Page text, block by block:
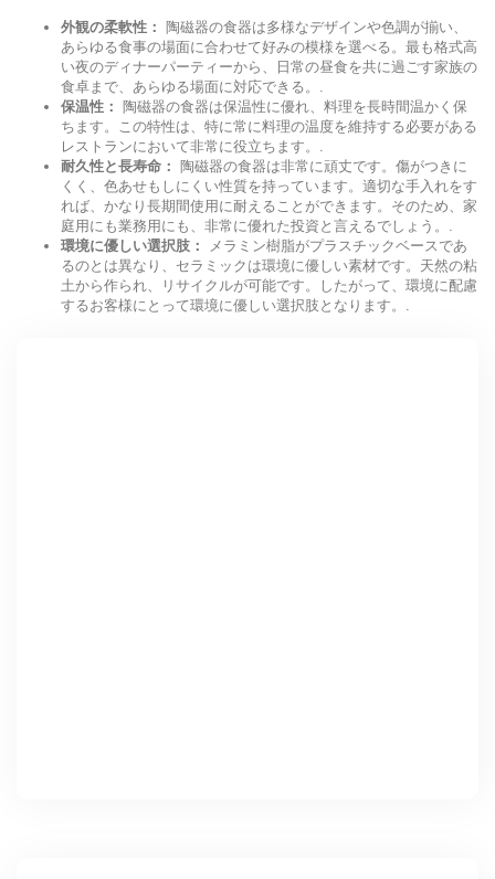
外観の柔軟性：
陶磁器の食器は多様なデザインや色調が揃い、
あらゆる食事の場面に合わせて好みの模様を選べる。最も格式高
い夜のディナーパーティーから、日常の昼食を共に過ごす家族の
食卓まで、あらゆる場面に対応できる。.
保温性：
陶磁器の食器は保温性に優れ、料理を長時間温かく保
ちます。この特性は、特に常に料理の温度を維持する必要がある
レストランにおいて非常に役立ちます。.
耐久性と長寿命： 陶磁器の食器は非常に頑丈です。傷がつきに
くく、色あせもしにくい性質を持っています。適切な手入れをす
れば、かなり長期間使用に耐えることができます。そのため、家
庭用にも業務用にも、非常に優れた投資と言えるでしょう。.
環境に優しい選択肢：
メラミン樹脂がプラスチックベースであ
るのとは異なり、セラミックは環境に優しい素材です。天然の粘
土から作られ、リサイクルが可能です。したがって、環境に配慮
するお客様にとって環境に優しい選択肢となります。.